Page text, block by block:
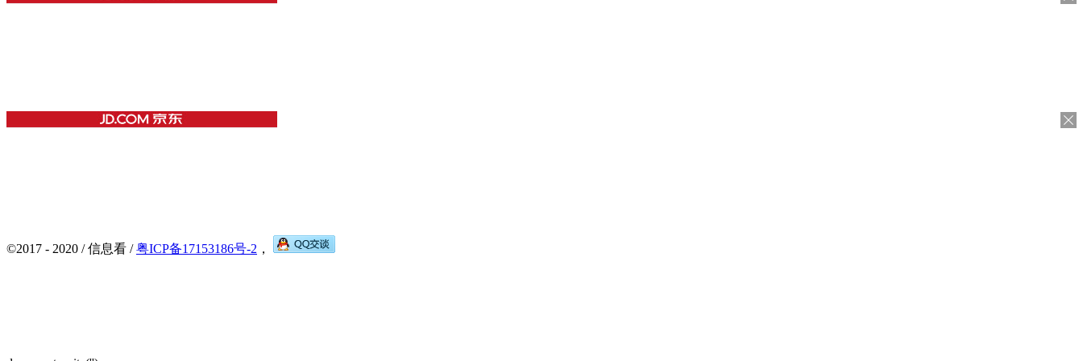
©2017 - 2020 / 信息看 /粤ICP备17153186号-2 ，